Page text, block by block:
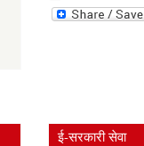
ई-सरकारी सेवा